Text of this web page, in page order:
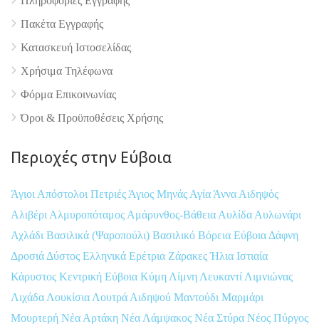
Πακέτα Εγγραφής
Κατασκευή Ιστοσελίδας
Χρήσιμα Τηλέφωνα
Φόρμα Επικοινωνίας
Όροι & Προϋποθέσεις Xρήσης
Περιοχές στην Εύβοια
Άγιοι Απόστολοι Πετριές Άγιος Μηνάς Αγία Άννα Αιδηψός
Αλιβέρι Αλμυροπόταμος Αμάρυνθος-Βάθεια Αυλίδα Αυλωνάρι
Αχλάδι Βασιλικά (Ψαροπούλι) Βασιλικό Βόρεια Εύβοια Δάφνη
Δροσιά Δύστος Ελληνικά Ερέτρια ΖάρακεςΉλια Ιστιαία
Κάρυστος Κεντρική Εύβοια Κύμη Λίμνη Λευκαντί Λιμνιώνας
Λιχάδα Λουκίσια Λουτρά Αιδηψού Μαντούδι Μαρμάρι
Μουρτερή Νέα Αρτάκη Νέα Λάμψακος Νέα Στύρα Νέος Πύργος